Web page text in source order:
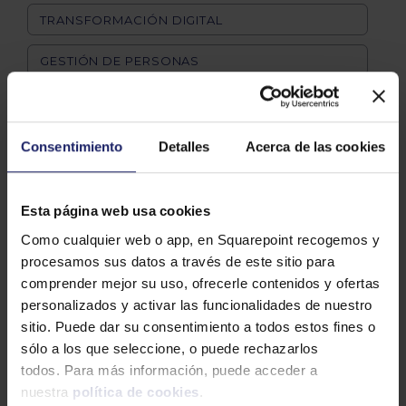
Consentimiento Detalles Acerca de las cookies
Esta página web usa cookies
Como cualquier web o app, en Squarepoint recogemos y
procesamos sus datos a través de este sitio para
comprender mejor su uso, ofrecerle contenidos y ofertas
personalizados y activar las funcionalidades de nuestro
sitio. Puede dar su consentimiento a todos estos fines o
sólo a los que seleccione, o puede rechazarlos
todos. Para más información, puede acceder a
nuestra política de cookies .
TRANSFORMACIÓN DIGITAL
GESTIÓN DE PERSONAS
Etiquetas
BENEFICIOS SOCIALES
BIENESTAR LABORAL
BRECHA SALARIAL BUENAS PRÁCTICAS CEGID
CLOUD CNAE CONCILIACIÓN
CONSULTORÍA
CONTINUIDAD NEGOCIO
CPO
CRECIMIENTO EMPRESARIAL
DEI EQUIPO
EQUIPO EXPERTO
EVALUACIÓN DESEMPEÑO